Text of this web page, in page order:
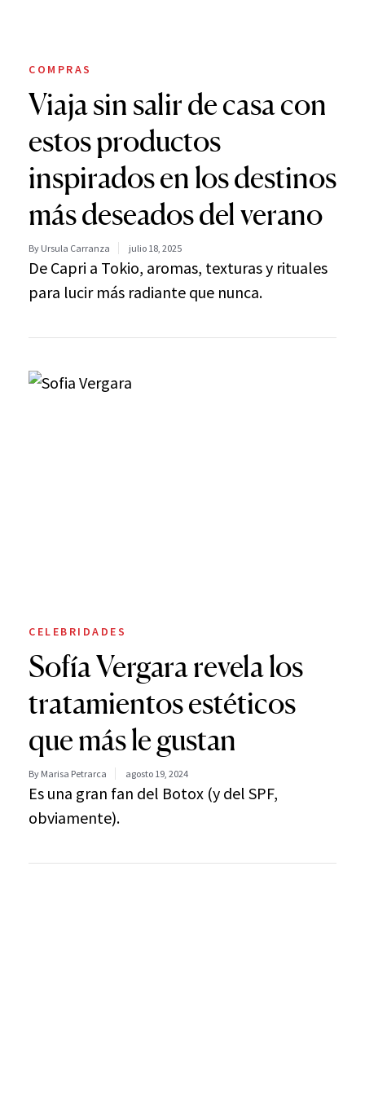
COMPRAS
Viaja sin salir de casa con
estos productos
inspirados en los destinos
más deseados del verano
By Ursula Carranza julio 18, 2025
De Capri a Tokio, aromas, texturas y rituales
para lucir más radiante que nunca.
CELEBRIDADES
Sofía Vergara revela los
tratamientos estéticos
que más le gustan
By Marisa Petrarca agosto 19, 2024
Es una gran fan del Botox (y del SPF,
obviamente).